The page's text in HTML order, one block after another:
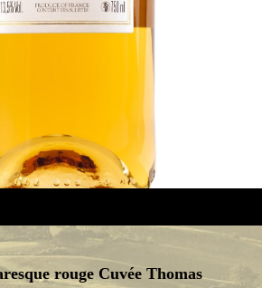
rouge Cuvée Thomas